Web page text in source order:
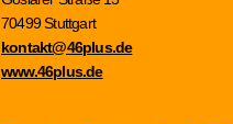
70499 Stuttgart
kontakt@46plus.de
www.46plus.de